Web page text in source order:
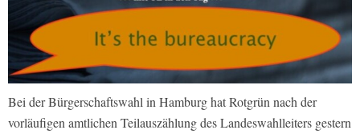
Bei der Bürgerschaftswahl in Hamburg hat Rotgrün nach der
vorläufigen amtlichen Teilauszählung des Landeswahlleiters gestern